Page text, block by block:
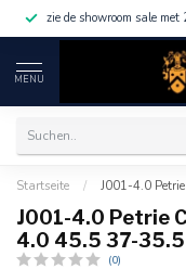
zie de showroom sale
MENU
Startseite / J001-4.0
J001-4.0 Petrie
4.0 45.5 37-35.5
(0)